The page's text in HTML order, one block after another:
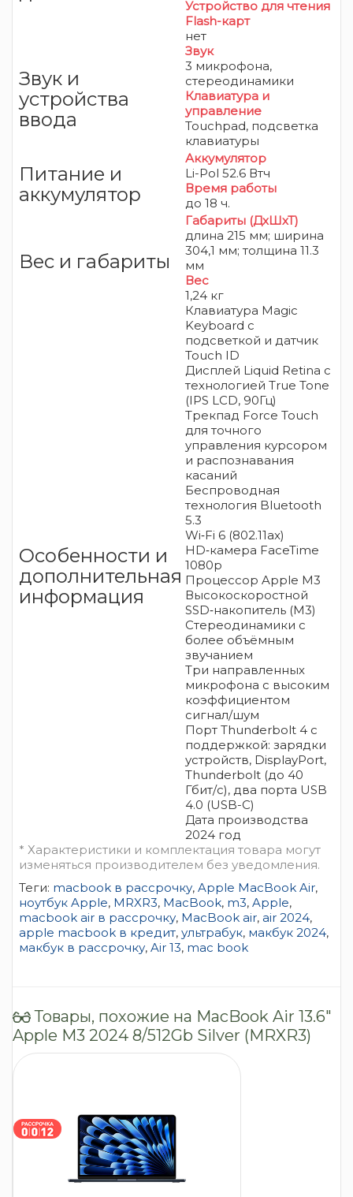
Устройство для чтения
Flash-карт
нет
Звук и
устройства
ввода
Звук
3 микрофона,
стереодинамики
Клавиатура и
управление
Touchpad, подсветка
клавиатуры
Питание и
аккумулятор
Аккумулятор
Li-Pol 52.6 Втч
Время работы
до 18 ч.
Вес и габариты
Габариты (ДхШхТ)
длина 215 мм; ширина
304,1 мм; толщина 11.3
мм
Вес
1,24 кг
Особенности и
дополнительная
информация
Клавиатура Magic
Keyboard с
подсветкой и датчик
Touch ID
Дисплей Liquid Retina с
технологией True Tone
(IPS LCD, 90Гц)
Трекпад Force Touch
для точного
управления курсором
и распознавания
касаний
Беспроводная
технология Bluetooth
5.3
Wi‑Fi 6 (802.11ax)
HD‑камера FaceTime
1080p
Процессор Apple M3
Высокоскоростной
SSD‑накопитель (M3)
Стереодинамики с
более объёмным
звучанием
Три направленных
микрофона с высоким
коэффициентом
сигнал/шум
Порт Thunderbolt 4 с
поддержкой: зарядки
устройств, DisplayPort,
Thunderbolt (до 40
Гбит/ с), два порта USB
4.0 (USB-C)
Дата производства
2024 год
* Характеристики и комплектация товара могут
изменяться производителем без уведомления.
Теги: macbook в рассрочку, Apple MacBook Air,
ноутбук Apple, MRXR3, MacBook, m3, Apple,
macbook air в рассрочку, MacBook air, air 2024,
apple macbook в кредит, ультрабук, макбук 2024,
макбук в рассрочку, Air 13, mac book
Товары, похожие на MacBook Air 13.6″
Apple M3 2024 8/512Gb Silver (MRXR3)